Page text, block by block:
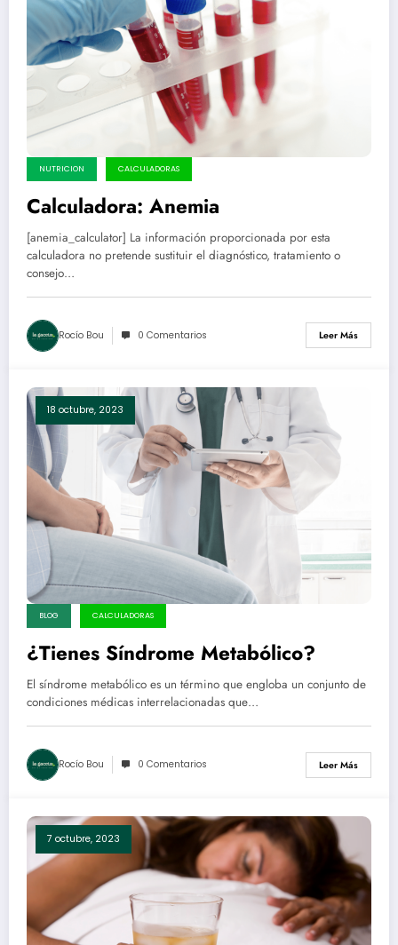
NUTRICION CALCULADORAS
Calculadora: Anemia
[anemia_calculator] La información proporcionada por esta
calculadora no pretende sustituir el diagnóstico, tratamiento o
consejo…
Rocío Bou 0 Comentarios Leer Más
18 octubre, 2023
BLOG CALCULADORAS
¿Tienes Síndrome Metabólico?
El síndrome metabólico es un término que engloba un conjunto de
condiciones médicas interrelacionadas que…
Rocío Bou 0 Comentarios Leer Más
7 octubre, 2023